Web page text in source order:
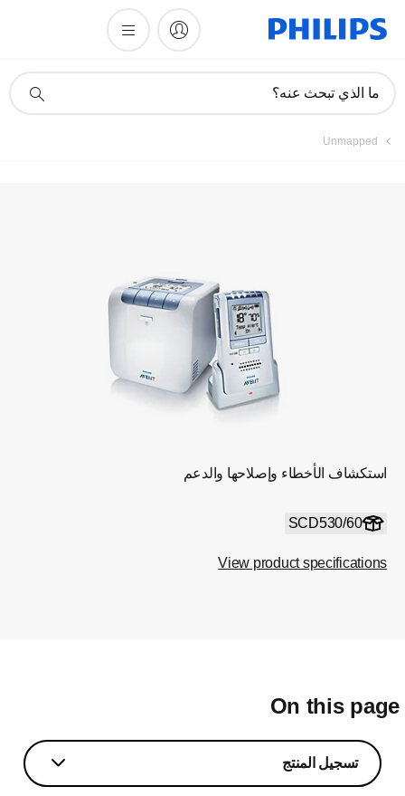
دعم
ما الذي تبحث عنه؟
Unmapped
استكشاف الأخطاء وإصلاحها والدعم
SCD530/60
View product specifications
On this
تسجيل المنتج